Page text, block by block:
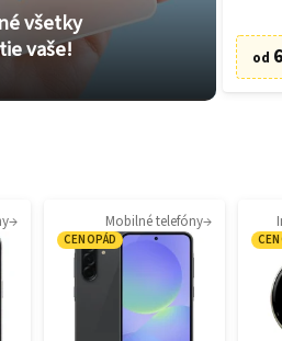
všetky
vaše!
od
Mobilné telefóny
CENOPÁD